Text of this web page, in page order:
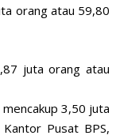
orang atau 59,80
juta orang atau
3,50 juta
Pusat BPS,